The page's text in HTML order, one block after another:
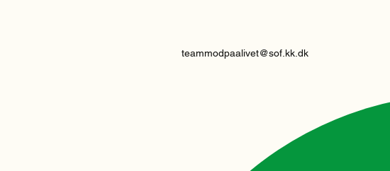
teammodpaalivet@sof.kk.dk